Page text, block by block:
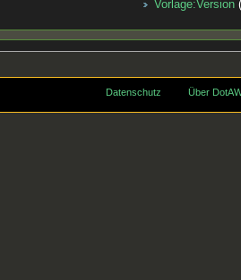
Vorlage:Version
Datenschutz Über